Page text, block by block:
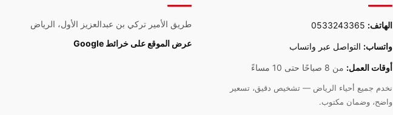
الهاتف: 0533243365
واتساب: التواصل عبر واتساب
أوقات العمل: من 8 صباحًا حتى 10 مساءً
نخدم جميع أحياء الرياض — تشخيص دقيق، تسعير
واضح، وضمان مكتوب.
طريق الأمير تركي بن عبدالعزيز الأول، الرياض
عرض الموقع على خرائط Google